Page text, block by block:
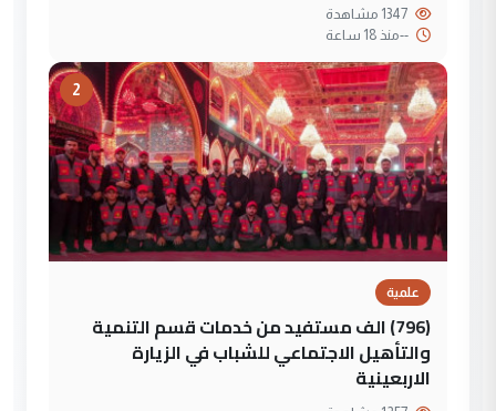
--منذ 18 ساعة
2
علمية
(796) الف مستفيد من خدمات قسم التنمية
والتأهيل الاجتماعي للشباب في الزيارة
الاربعينية